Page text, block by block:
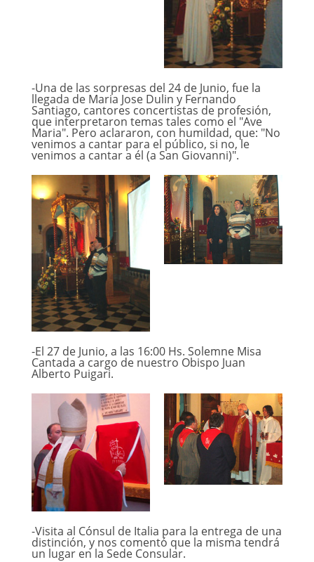
-Una de las sorpresas del 24 de Junio, fue la
llegada de Maria Jose Dulin y Fernando
Santiago, cantores concertistas de profesión,
que interpretaron temas tales como el "Ave
Maria". Pero aclararon, con humildad, que: "No
venimos a cantar para el público, si no, le
venimos a cantar a él (a San Giovanni)".
-El 27 de Junio, a las 16:00 Hs. Solemne Misa
Cantada a cargo de nuestro Obispo Juan
Alberto Puigari.
-Visita al Cónsul de Italia para la entrega de una
distinción, y nos comentó que la misma tendrá
un lugar en la Sede Consular.